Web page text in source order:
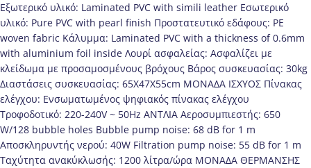
Εξωτερικό υλικό: Laminated PVC with simili leather Εσωτερικό
υλικό: Pure PVC with pearl finish Προστατευτικό εδάφους: PE
woven fabric Κάλυμμα: Laminated PVC with a thickness of 0.6mm
with aluminium foil inside Λουρί ασφαλείας: Ασφαλίζει με
κλείδωμα με προσαμοσμένους βρόχους Βάρος συσκευασίας: 30kg
Διαστάσεις συσκευασίας: 65X47X55cm ΜΟΝΑΔΑ ΙΣΧΥΟΣ Πίνακας
ελέγχου: Ενσωματωμένος ψηφιακός πίνακας ελέγχου
Τροφοδοτικό: 220-240V ~ 50Hz ΑΝΤΛΙΑ Αεροσυμπιεστής: 650
W/128 bubble holes Bubble pump noise: 68 dB for 1 m
Αποσκληρυντής νερού: 40W Filtration pump noise: 55 dB for 1 m
Ταχύτητα ανακύκλωσής: 1200 λίτρα/ώρα ΜΟΝΑΔΑ ΘΕΡΜΑΝΣΗΣ